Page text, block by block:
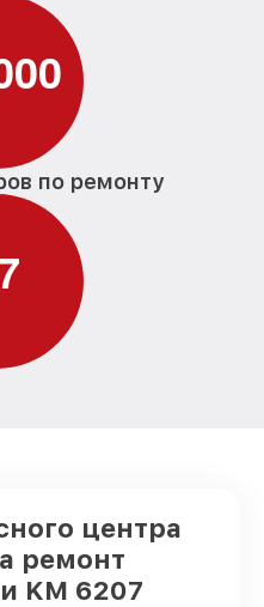
00
по ремонту
центра
ремонт
KM 6207